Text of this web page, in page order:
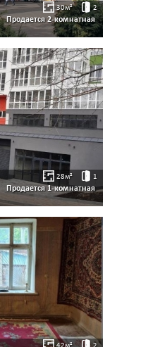
30м² 2
Продается 2-комнатная
28м² 1
Продается 1-комнатная